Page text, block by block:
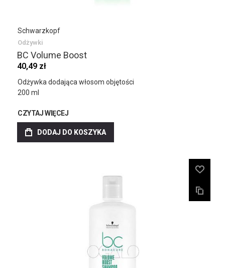
Schwarzkopf
Odżywki
BC Volume Boost
40,49 zł
Odżywka dodająca włosom objętości
200 ml
CZYTAJ WIĘCEJ
DODAJ DO KOSZYKA